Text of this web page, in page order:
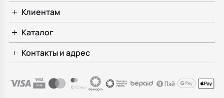
Клиентам
Каталог
Контакты и адрес